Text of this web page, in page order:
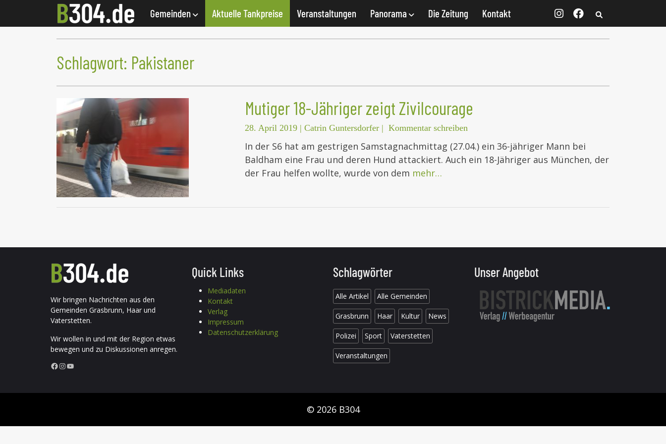
Gemeinden Aktuelle Tankpreise Veranstaltungen Panorama Die Zeitung Kontakt
Schlagwort: Pakistaner
Mutiger 18-Jähriger zeigt Zivilcourage
28. April 2019 | Catrin Guntersdorfer | Kommentar schreiben
In der S6 hat am gestrigen Samstagnachmittag (27.04.) ein 36-jähriger Mann bei
Baldham eine Frau und deren Hund attackiert. Auch ein 18-Jähriger aus München, der
der Frau helfen wollte, wurde von dem mehr…
Wir bringen Nachrichten aus den
Gemeinden Grasbrunn, Haar und
Vaterstetten.
Wir wollen in und mit der Region etwas
bewegen und zu Diskussionen anregen.
Facebook InstagramYouTube
Quick Links
Mediadaten
Kontakt
Verlag
Impressum
Datenschutzerklärung
Schlagwörter
Alle Artikel Alle Gemeinden
Grasbrunn Haar Kultur News
Polizei Sport Vaterstetten
Veranstaltungen
Unser Angebot
© 2026 B304